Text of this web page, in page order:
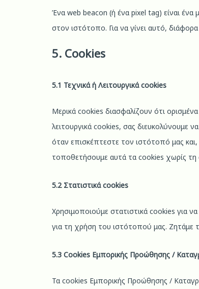
Ένα web beacon (ή ένα pixel tag) είναι ένα
στον ιστότοπο. Για να γίνει αυτό,
5. Cookies
5.1 Τεχνικά ή Λειτουργικά cookies
Μερικά cookies διασφαλίζουν ότι
λειτουργικά cookies, σας διευκολύνουμε
όταν επισκέπτεστε τον ιστότοπό μας
τοποθετήσουμε αυτά τα cookies χωρίς τη
5.2 Στατιστικά cookies
Χρησιμοποιούμε στατιστικά cookies για
για τη χρήση του ιστότοπού μας. Ζητάμε
5.3 Cookies Εμπορικής Προώθησης /
Τα cookies Εμπορικής Προώθησης /